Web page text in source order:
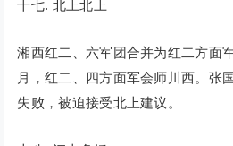
十七. 北上北上
湘西红二、六军团合并为红二方面
月，红二、四方面军会师川西。张
失败，被迫接受北上建议。